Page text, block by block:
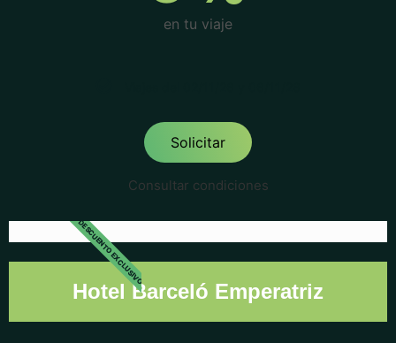
en tu viaje
Solicitar
Consultar condiciones
DESCUENTO EXCLUSIVO
Hotel Barceló Emperatriz